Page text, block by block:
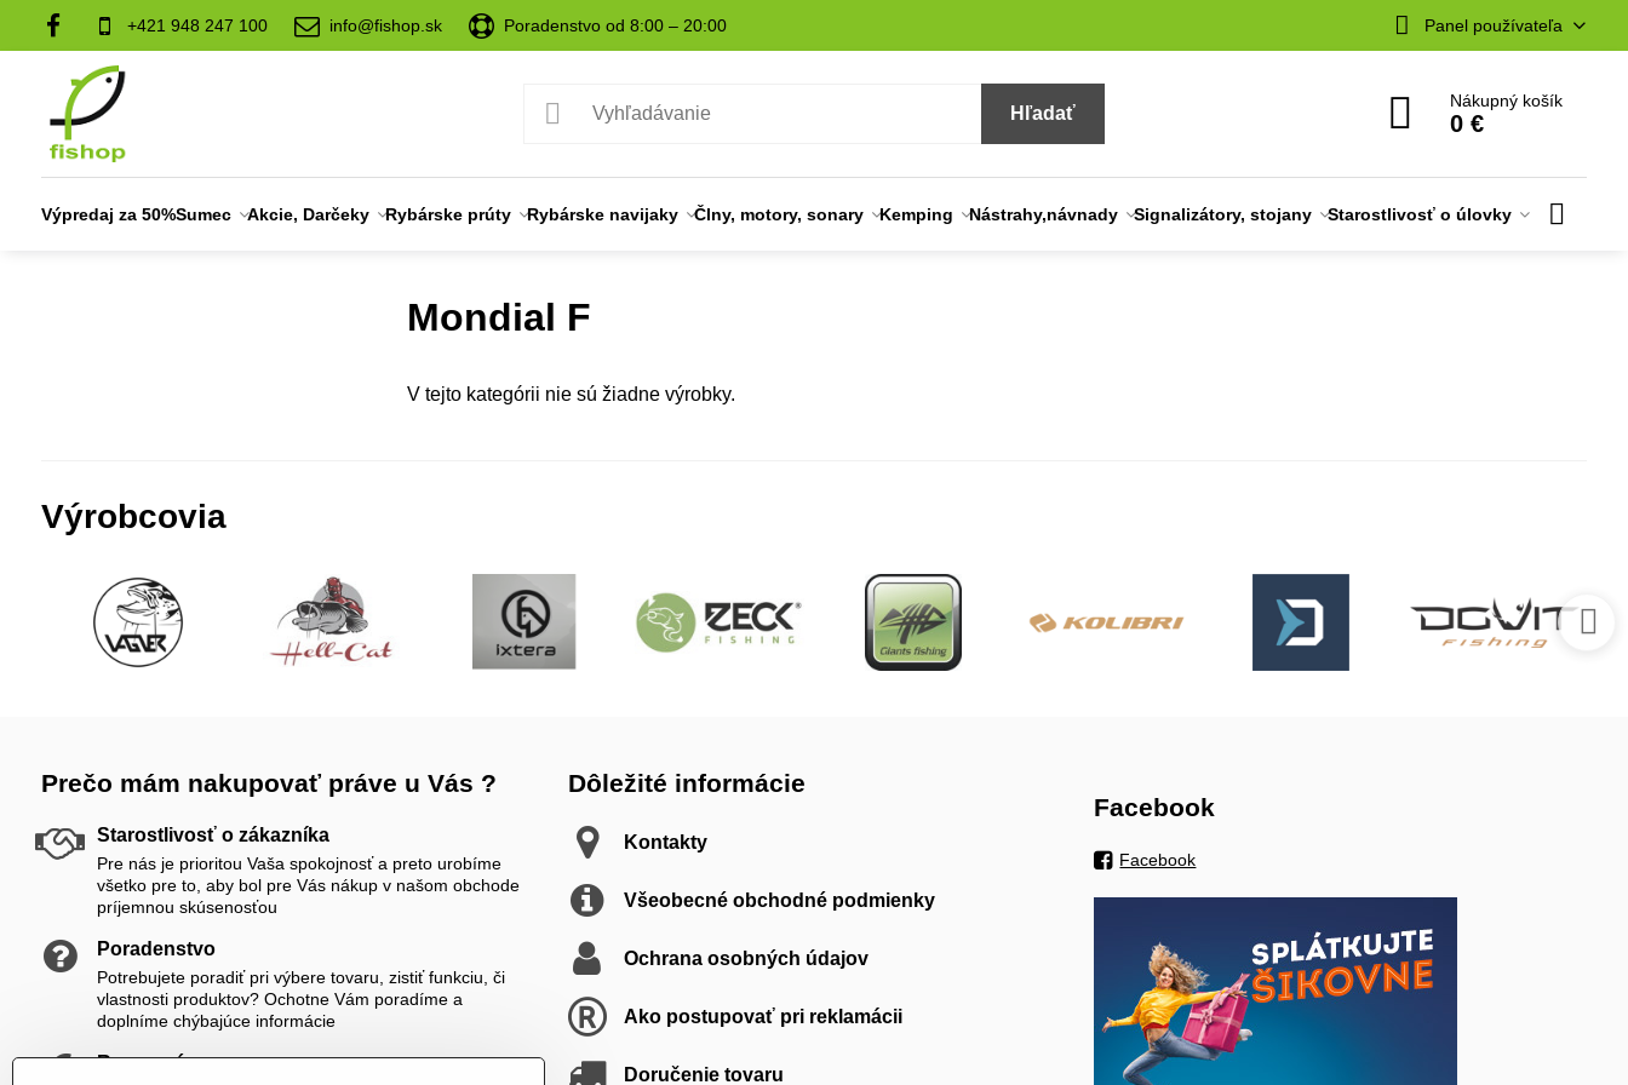
+421 948 247 100 info@fishop.sk Poradenstvo od 8:00 – 20:00 Panel používateľa
Hľadať
Nákupný košík
0 €
Výpredaj za 50%Sumec Akcie, Darčeky Rybárske prúty Rybárske navijaky Člny, motory, sonary Kemping Nástrahy,návnady Signalizátory, stojany Starostlivosť o úlovky
Mondial F
V tejto kategórii nie sú žiadne výrobky.
Výrobcovia
Prečo mám nakupovať práve u Vás ?
Starostlivosť o zákazníka
Pre nás je prioritou Vaša spokojnosť a preto urobíme
všetko pre to, aby bol pre Vás nákup v našom obchode
príjemnou skúsenosťou
Poradenstvo
Potrebujete poradiť pri výbere tovaru, zistiť funkciu, či
vlastnosti produktov? Ochotne Vám poradíme a
doplníme chýbajúce informácie
Rozumné ceny
Dôležité informácie
Kontakty
Všeobecné obchodné podmienky
Ochrana osobných údajov
Ako postupovať pri reklamácii
Doručenie tovaru
Facebook
Facebook